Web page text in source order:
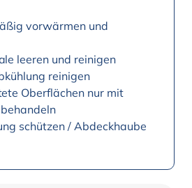
vorwärmen und
leeren und reinigen
reinigen
Oberflächen nur mit
schützen / Abdeckhaube